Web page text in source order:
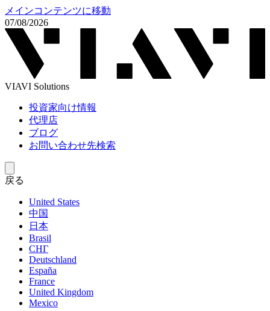
メインコンテンツに移動
07/08/2026
VIAVI Solutions
投資家向け情報
代理店
ブログ
お問い合わせ先検索
戻る
United States
中国
日本
Brasil
СНГ
Deutschland
España
France
United Kingdom
Mexico